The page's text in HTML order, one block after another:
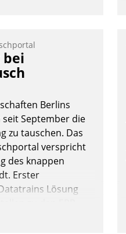
Berlins
September die
zu tauschen. Das
verspricht
des knappen
Erster
Lösung